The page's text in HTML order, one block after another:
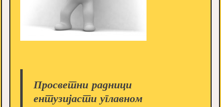
Просветни радници
ентузијасти углавном